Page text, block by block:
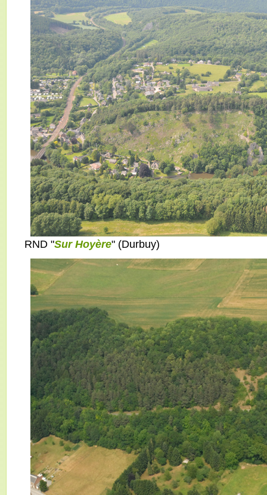
RND "Sur Hoyère" (Durbuy)